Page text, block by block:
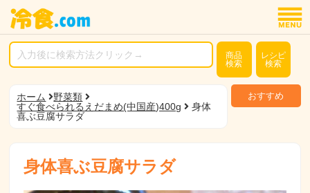
商品
検索
レシピ
検索
ホーム
野菜類
すぐ食べられるえだまめ(中国産)400g
身体
喜ぶ豆腐サラダ
おすすめ
身体喜ぶ豆腐サラダ